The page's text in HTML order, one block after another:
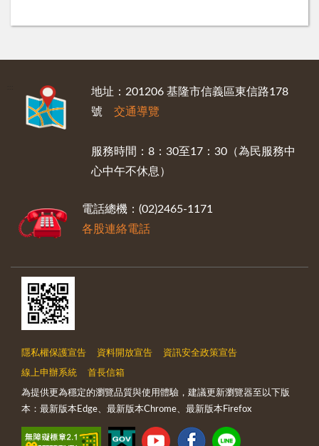
地址：201206 基隆市信義區東信路178
號 交通導覽
服務時間：8：30至17：30（為民服務中
心中午不休息）
電話總機：(02)2465-1171
各股連絡電話
隱私權保護宣告 資料開放宣告 資訊安全政策宣告
線上申辦系統 首長信箱
為提供更為穩定的瀏覽品質與使用體驗，建議更新瀏覽器至以下版
本：最新版本Edge、最新版本Chrome、最新版本Firefox